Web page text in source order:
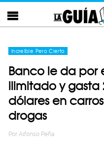
Increíble Pero Cierto
Banco le da por
ilimitado y gasta
dólares en
drogas
Por Alfonso Peña